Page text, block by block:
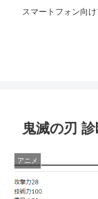
スマートフォン向
鬼滅の刃
アニメ